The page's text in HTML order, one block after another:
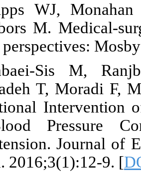
6. Phipps
Neighbors
illness
7. Babaei-
Babazadeh
Educational
on Blood
Health.